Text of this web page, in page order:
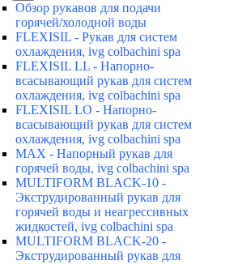
Обзор рукавов для подачи
горячей/холодной воды
FLEXISIL - Рукав для систем
охлаждения, ivg colbachini spa
FLEXISIL LL - Напорно-
всасывающий рукав для систем
охлаждения, ivg colbachini spa
FLEXISIL LO - Напорно-
всасывающий рукав для систем
охлаждения, ivg colbachini spa
MAX - Напорный рукав для
горячей воды, ivg colbachini spa
MULTIFORM BLACK-10 -
Экструдированный рукав для
горячей воды и неагрессивных
жидкостей, ivg colbachini spa
MULTIFORM BLACK-20 -
Экструдированный рукав для